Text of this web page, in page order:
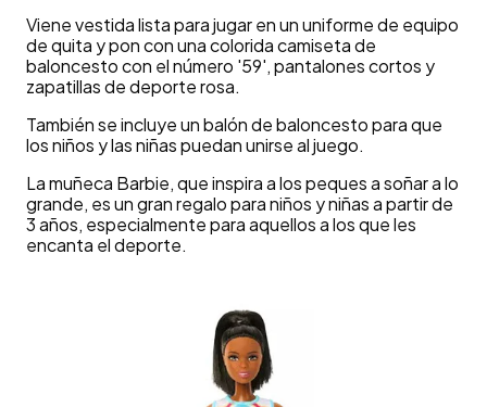
Viene vestida lista para jugar en un uniforme de equipo
de quita y pon con una colorida camiseta de
baloncesto con el número '59', pantalones cortos y
zapatillas de deporte rosa.
También se incluye un balón de baloncesto para que
los niños y las niñas puedan unirse al juego.
La muñeca Barbie, que inspira a los peques a soñar a lo
grande, es un gran regalo para niños y niñas a partir de
3 años, especialmente para aquellos a los que les
encanta el deporte.